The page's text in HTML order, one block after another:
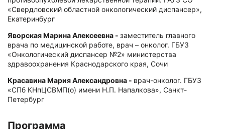
«Свердловский областной онкологический диспансер»,
Екатеринбург
Яворская Марина Алексеевна - заместитель главного
врача по медицинской работе, врач – онколог. ГБУЗ
«Онкологический диспансер №2» министерства
здравоохранения Краснодарского края, Сочи
Красавина Мария Александровна - врач-онколог. ГБУЗ
«СПб КНпЦСВМП(о) имени Н.П. Напалкова», Санкт-
Петербург
Программа